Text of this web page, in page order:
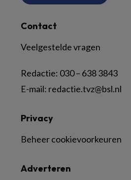
Contact
Veelgestelde vragen
Redactie: 030 – 638 3843
E-mail: redactie.tvz@bsl.nl
Adverteren
Privacy
Beheer cookievoorkeuren